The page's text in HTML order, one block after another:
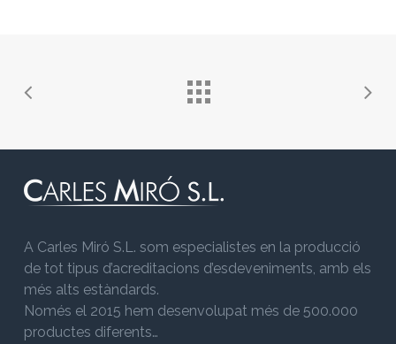
A Carles Miró S.L. som especialistes en la producció
de tot tipus d’acreditacions d’esdeveniments, amb els
més alts estàndards.
Només el 2015 hem desenvolupat més de 500.000
productes diferents…